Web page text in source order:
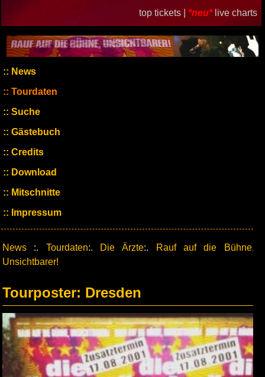
top tickets | *neu* live charts
News
Tourdaten
Suche
Gästebuch
Credits
Download
Mitschnitte
Impressum
News :. Tourdaten:. Die Ärzte:.
Rauf auf die Bühne,
Unsichtbarer!
Tourposter: Dresden